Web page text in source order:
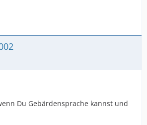
Du Gebärdensprache kannst und